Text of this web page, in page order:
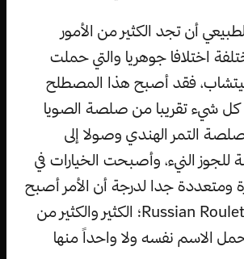
أن تجد الكثير من الأمور
اختلافا جوهريا والتي حملت
فقد أصبح هذا المصطلح
شيء تقريبا من صلصة الصويا
صلصة التمر الهندي وصولا إلى
للجوز النيء، وأصبحت الخيارات في
ومتعددة جدا لدرجة أن الأمر أصبح
أشبه بلعبة الـRussian Roulette؛ الكثير والكثير من
الاسم نفسه ولا واحداً منها